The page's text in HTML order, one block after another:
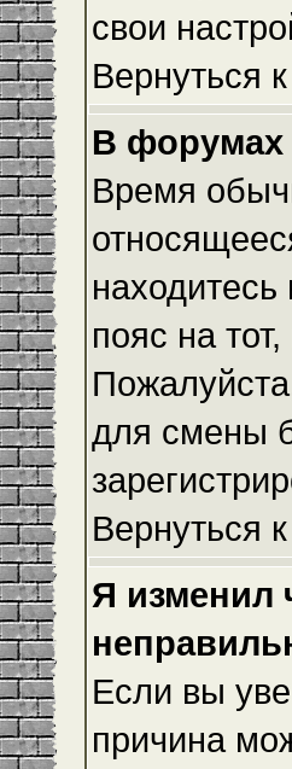
свои
Вернуться
В форумах
Время
пояс на
для смены
Вернуться
Я изменил
Если вы
причина